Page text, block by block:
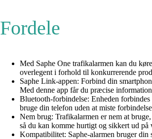
Fordele
Med Saphe One trafikalarmen kan du
overlegent i forhold til konkurrerende
Saphe Link-appen: Forbind din
Med denne app får du præcise
Bluetooth-forbindelse: Enheden
bruge din telefon uden at miste
Nem brug: Trafikalarmen er nem at
så du kan komme hurtigt og sikkert ud på
Kompatibilitet: Saphe-alarmen bruger din